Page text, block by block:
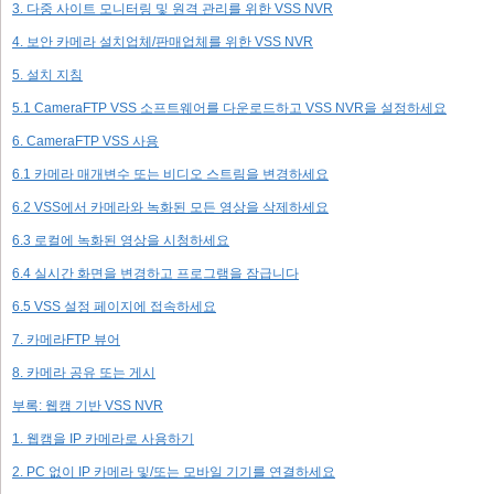
3. 다중 사이트 모니터링 및 원격 관리를 위한 VSS NVR
4. 보안 카메라 설치업체/판매업체를 위한 VSS NVR
5. 설치 지침
5.1 CameraFTP VSS 소프트웨어를 다운로드하고 VSS NVR을 설정하세요
6. CameraFTP VSS 사용
6.1 카메라 매개변수 또는 비디오 스트림을 변경하세요
6.2 VSS에서 카메라와 녹화된 모든 영상을 삭제하세요
6.3 로컬에 녹화된 영상을 시청하세요
6.4 실시간 화면을 변경하고 프로그램을 잠급니다
6.5 VSS 설정 페이지에 접속하세요
7. 카메라FTP 뷰어
8. 카메라 공유 또는 게시
부록: 웹캠 기반 VSS NVR
1. 웹캠을 IP 카메라로 사용하기
2. PC 없이 IP 카메라 및/또는 모바일 기기를 연결하세요